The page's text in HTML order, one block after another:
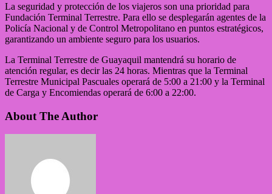
La seguridad y protección de los viajeros son una prioridad para
Fundación Terminal Terrestre. Para ello se desplegarán agentes de la
Policía Nacional y de Control Metropolitano en puntos estratégicos,
garantizando un ambiente seguro para los usuarios.
La Terminal Terrestre de Guayaquil mantendrá su horario de
atención regular, es decir las 24 horas. Mientras que la Terminal
Terrestre Municipal Pascuales operará de 5:00 a 21:00 y la Terminal
de Carga y Encomiendas operará de 6:00 a 22:00.
About The Author